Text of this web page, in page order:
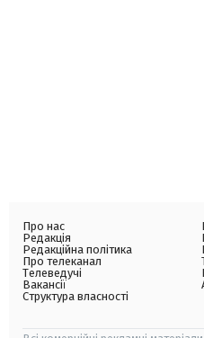
Про нас
Редакція
Редакційна політика
Про телеканал
Телеведучі
Вакансії
Структура власності